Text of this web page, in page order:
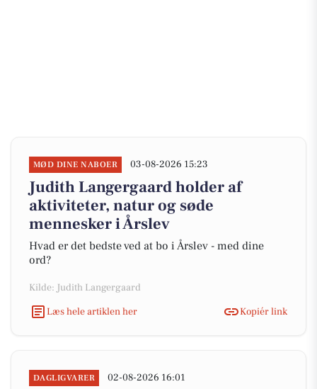
MØD DINE NABOER 03-08-2026 15:23
Judith Langergaard holder af
aktiviteter, natur og søde
mennesker i Årslev
Hvad er det bedste ved at bo i Årslev - med dine
ord?
Kilde: Judith Langergaard
Læs hele artiklen her
Kopiér link
DAGLIGVARER 02-08-2026 16:01